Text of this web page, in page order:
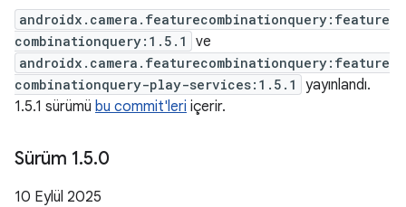
androidx.camera.featurecombinationquery:feature
combinationquery:1.5.1
ve
androidx.camera.featurecombinationquery:feature
combinationquery-play-services:1.5.1
yayınlandı.
1.5.1 sürümü bu commit'leri içerir.
Sürüm 1.5.0
10 Eylül 2025